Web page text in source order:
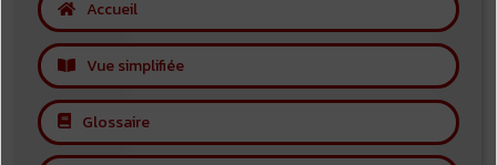
Accueil
Vue simplifiée
Glossaire